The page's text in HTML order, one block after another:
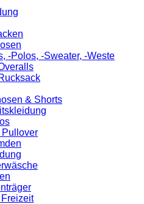
-Polos, -Sweater, -Weste
& Shorts
Pullover